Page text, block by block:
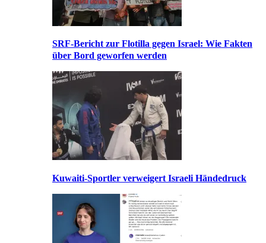
SRF-Bericht zur Flotilla gegen Israel: Wie Fakten
über Bord geworfen werden
Kuwaiti-Sportler verweigert Israeli Händedruck